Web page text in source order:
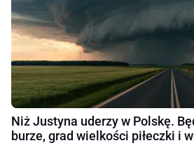
Niż Justyna uderzy w Polskę.
burze, grad wielkości piłeczki i